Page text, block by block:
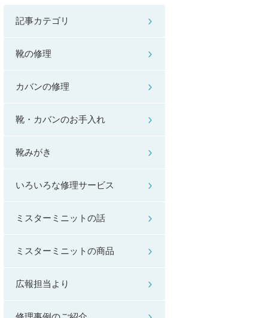
記事カテゴリ
靴の修理
カバンの修理
靴・カバンのお手入れ
靴みがき
いろいろな修理サービス
ミスターミニットの話
ミスターミニットの商品
広報担当より